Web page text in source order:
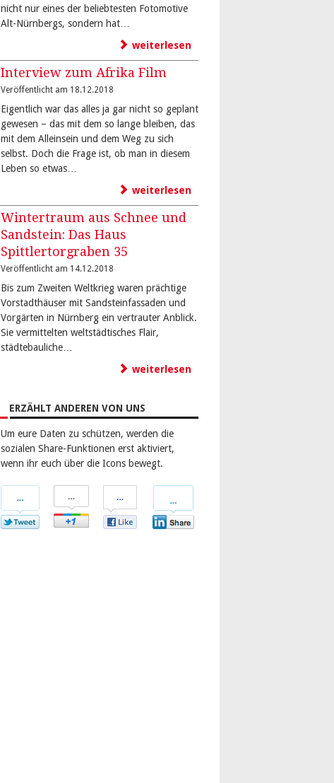
nicht nur eines der beliebtesten Fotomotive
Alt-Nürnbergs, sondern hat…
weiterlesen
Interview zum Afrika Film
Veröffentlicht am 18.12.2018
Eigentlich war das alles ja gar nicht so geplant
gewesen – das mit dem so lange bleiben, das
mit dem Alleinsein und dem Weg zu sich
selbst. Doch die Frage ist, ob man in diesem
Leben so etwas…
weiterlesen
Wintertraum aus Schnee und
Sandstein: Das Haus
Spittlertorgraben 35
Veröffentlicht am 14.12.2018
Bis zum Zweiten Weltkrieg waren prächtige
Vorstadthäuser mit Sandsteinfassaden und
Vorgärten in Nürnberg ein vertrauter Anblick.
Sie vermittelten weltstädtisches Flair,
städtebauliche…
weiterlesen
ERZÄHLT ANDEREN VON UNS
Um eure Daten zu schützen, werden die
sozialen Share-Funktionen erst aktiviert,
wenn ihr euch über die Icons bewegt.
Twitter
bei
Google+
bei
Facebook
LinkedIn